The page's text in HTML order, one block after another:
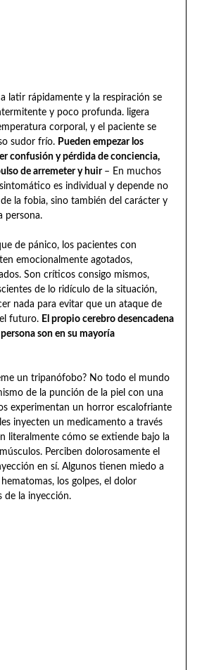
latir rápidamente y la respiración se
y poco profunda. ligera
corporal, y el paciente se
sudor frío. Pueden empezar los
confusión y pérdida de conciencia,
de arremeter y huir – En muchos
es individual y depende no
la fobia, sino también del carácter y
persona.
de pánico, los pacientes con
emocionalmente agotados,
Son críticos consigo mismos,
de lo ridículo de la situación,
nada para evitar que un ataque de
futuro. El propio cerebro desencadena
son en su mayoría
un tripanófobo? No todo el mundo
de la punción de la piel con una
experimentan un horror escalofriante
inyecten un medicamento a través
literalmente cómo se extiende bajo la
Perciben dolorosamente el
en sí. Algunos tienen miedo a
hematomas, los golpes, el dolor
de la inyección.